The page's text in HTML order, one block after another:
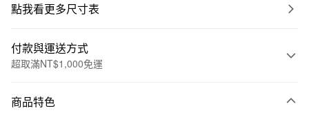
點我看更多尺寸表
付款與運送方式
超取滿NT$1,000免運
信用卡一次付款
商品特色